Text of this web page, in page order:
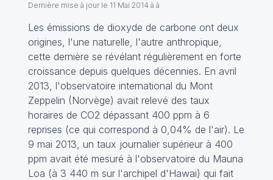
Dernière mise à jour le 11 Mai 2014 à à
Les émissions de dioxyde de carbone ont deux
origines, l'une naturelle, l'autre anthropique,
cette dernière se révélant régulièrement en forte
croissance depuis quelques décennies. En avril
2013, l'observatoire international du Mont
Zeppelin (Norvège) avait relevé des taux
horaires de CO2 dépassant 400 ppm à 6
reprises (ce qui correspond à 0,04% de l'air). Le
9 mai 2013, un taux journalier supérieur à 400
ppm avait été mesuré à l'observatoire du Mauna
Loa (à 3 440 m sur l'archipel d'Hawai) qui fait